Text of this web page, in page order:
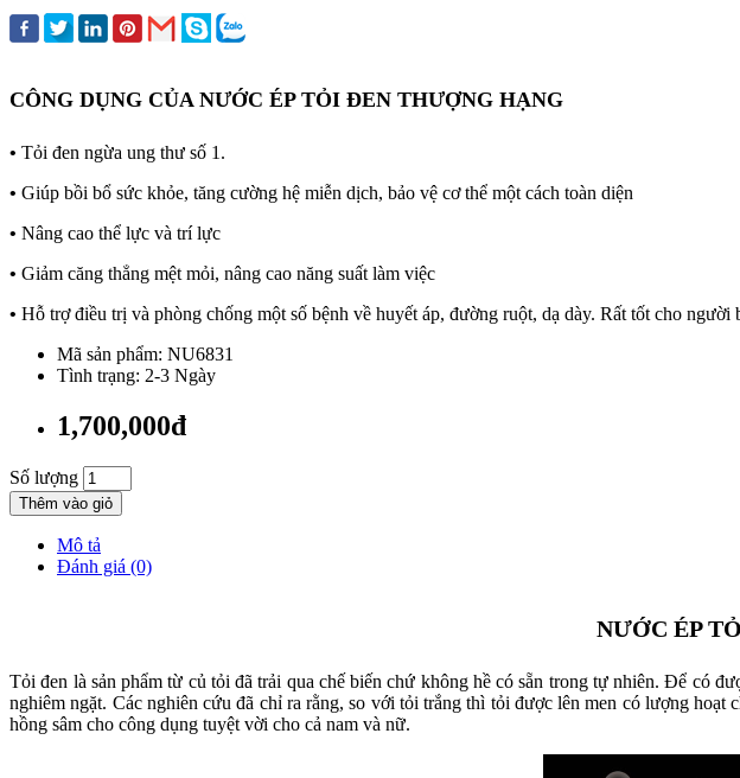
CÔNG DỤNG CỦA NƯỚC ÉP TỎI ĐEN THƯỢNG HẠNG
• Tỏi đen ngừa ung thư số 1.
• Giúp bồi bổ sức khỏe, tăng cường hệ miễn dịch, bảo vệ cơ thể một cách toàn diện
• Nâng cao thể lực và trí lực
• Giảm căng thẳng mệt mỏi, nâng cao năng suất làm việc
• Hỗ trợ điều trị và phòng chống một số bệnh về huyết áp, đường ruột, dạ dày. Rất tốt cho người
Mã sản phẩm: NU6831
Tình trạng: 2-3 Ngày
1,700,000đ
Số lượng
Thêm vào giỏ
Mô tả
Đánh giá (0)
NƯỚC ÉP
Tỏi đen là sản phẩm từ củ tỏi đã trải qua chế biến chứ không hề có sẵn trong tự nhiên. Để có
nghiêm ngặt. Các nghiên cứu đã chỉ ra rằng, so với tỏi trắng thì tỏi được lên men có lượng hoạt
hồng sâm cho công dụng tuyệt vời cho cả nam và nữ.